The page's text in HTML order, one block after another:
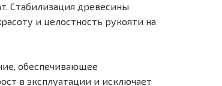
Стабилизация древесины
и целостность рукояти на
обеспечивающее
в эксплуатации и исключает